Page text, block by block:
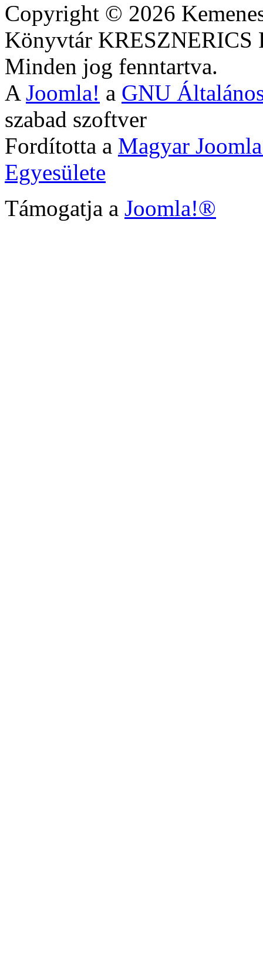
Copyright © 2026
Könyvtár
Minden jog fenntartva.
A Joomla! a GNU
szabad szoftver
Fordította a Magyar
Egyesülete
Támogatja a Joomla!®